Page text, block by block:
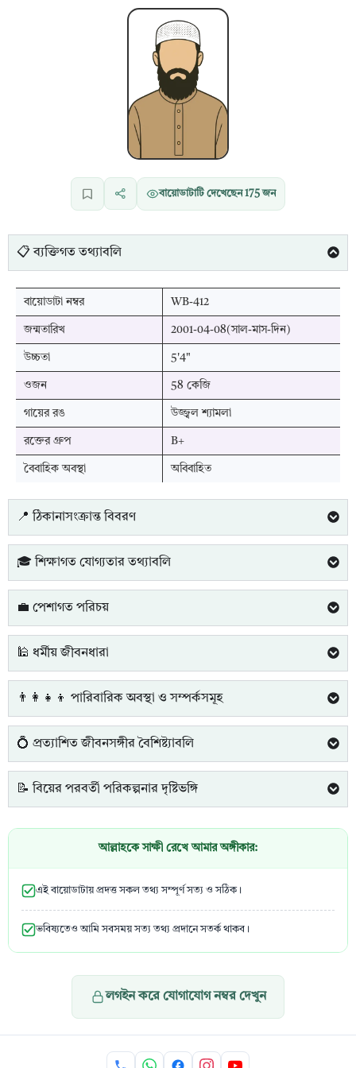
বায়োডাটাটি দেখেছেন175জন
📋 ব্যক্তিগত তথ্যাবলি
বায়োডাটা নম্বর WB-412
জন্মতারিখ 2001-04-08(সাল-মাস-দিন)
উচ্চতা 5'4"
ওজন 58 কেজি
গায়ের রঙ উজ্জ্বল শ্যামলা
রক্তের গ্রুপ B+
বৈবাহিক অবস্থা অবিবাহিত
📍 ঠিকানাসংক্রান্ত বিবরণ
🎓 শিক্ষাগত যোগ্যতার তথ্যাবলি
💼 পেশাগত পরিচয়
🕌 ধর্মীয় জীবনধারা
👨‍👩‍👧‍👦 পারিবারিক অবস্থা ও সম্পর্কসমূহ
💍 প্রত্যাশিত জীবনসঙ্গীর বৈশিষ্ট্যাবলি
📝 বিয়ের পরবর্তী পরিকল্পনার দৃষ্টিভঙ্গি
আল্লাহকে সাক্ষী রেখে আমার অঙ্গীকার:
এই বায়োডাটায় প্রদত্ত সকল তথ্য সম্পূর্ণ সত্য ও সঠিক।
ভবিষ্যতেও আমি সবসময় সত্য তথ্য প্রদানে সতর্ক থাকব।
লগইন করে যোগাযোগ নম্বর দেখুন